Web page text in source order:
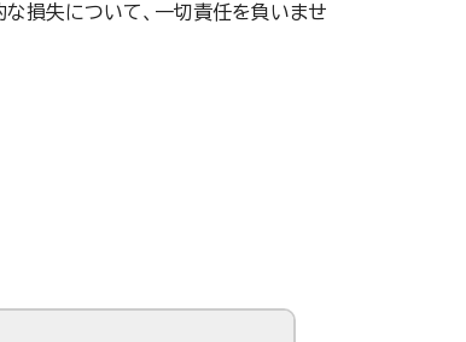
損失について、一切責任を負いませ